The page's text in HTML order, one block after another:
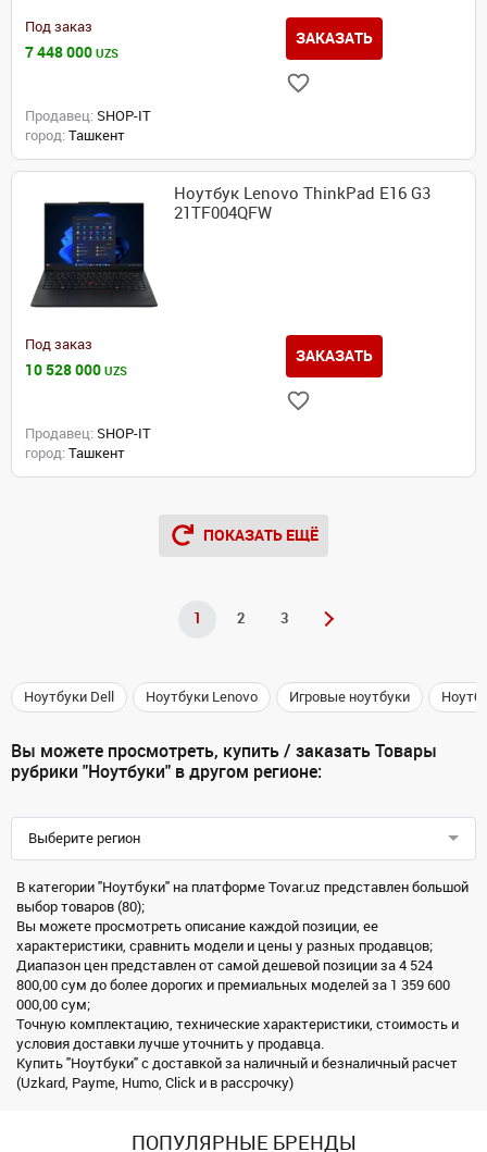
Под заказ
7 448 000 UZS
ЗАКАЗАТЬ
Продавец: SHOP-IT
город: Ташкент
Ноутбук Lenovo ThinkPad E16 G3
21TF004QFW
Под заказ
10 528 000 UZS
ЗАКАЗАТЬ
Продавец: SHOP-IT
город: Ташкент
ПОКАЗАТЬ ЕЩЁ
1 2 3
Ноутбуки Dell Ноутбуки Lenovo Игровые ноутбуки
Вы можете просмотреть, купить / заказать Товары
рубрики "Ноутбуки" в другом регионе:
Выберите регион
В категории "Ноутбуки" на платформе Tovar.uz представлен большой
выбор товаров (80);
Вы можете просмотреть описание каждой позиции, ее
характеристики, сравнить модели и цены у разных продавцов;
Диапазон цен представлен от самой дешевой позиции за 4 524
800,00 сум до более дорогих и премиальных моделей за 1 359 600
000,00 сум;
Точную комплектацию, технические характеристики, стоимость и
условия доставки лучше уточнить у продавца.
Купить "Ноутбуки" с доставкой за наличный и безналичный расчет
(Uzkard, Payme, Humo, Click и в рассрочку)
ПОПУЛЯРНЫЕ БРЕНДЫ